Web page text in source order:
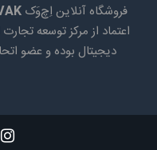
فروشگاه آنلاین اِچ‌وَک
اعتماد از مرکز توسعه
دیجیتال بوده و عضو